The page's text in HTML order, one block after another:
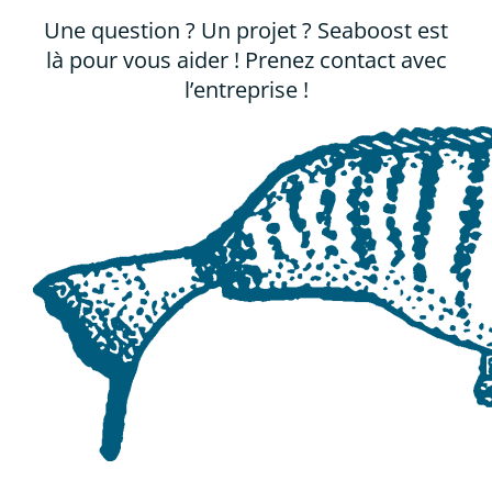
Une question ? Un projet ? Seaboost est
là pour vous aider ! Prenez contact avec
l’entreprise !